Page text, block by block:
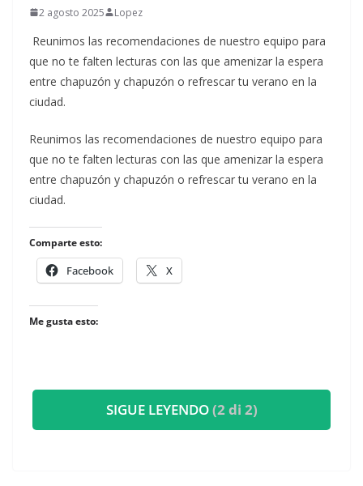
2 agosto 2025 Lopez
Reunimos las recomendaciones de nuestro equipo para
que no te falten lecturas con las que amenizar la espera
entre chapuzón y chapuzón o refrescar tu verano en la
ciudad.
​Reunimos las recomendaciones de nuestro equipo para
que no te falten lecturas con las que amenizar la espera
entre chapuzón y chapuzón o refrescar tu verano en la
ciudad.
Comparte esto:
Facebook X
Me gusta esto:
SIGUE LEYENDO(2 di 2)